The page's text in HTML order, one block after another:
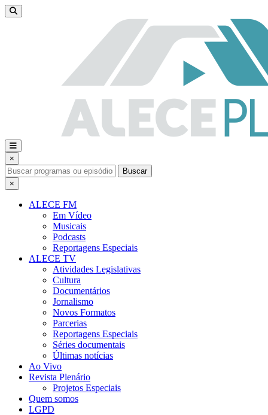
×
Buscar
×
ALECE FM
Em Vídeo
Musicais
Podcasts
Reportagens Especiais
ALECE TV
Atividades Legislativas
Cultura
Documentários
Jornalismo
Novos Formatos
Parcerias
Reportagens Especiais
Séries documentais
Últimas notícias
Ao Vivo
Revista Plenário
Projetos Especiais
Quem somos
LGPD